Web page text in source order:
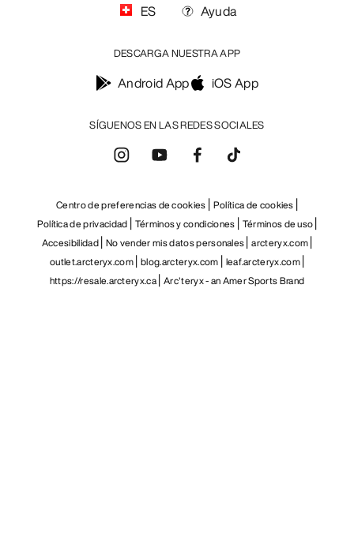
SÍGUENOS EN LAS REDES SOCIALES
ES Ayuda
DESCARGA NUESTRA APP
Android App iOS App
Centro de preferencias de cookies Política de cookies
Política de privacidad Términos y condiciones Términos de uso
Accesibilidad No vender mis datos personales arcteryx.com
outlet.arcteryx.com blog.arcteryx.com leaf.arcteryx.com
https://resale.arcteryx.ca Arc'teryx - an Amer Sports Brand